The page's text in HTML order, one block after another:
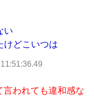
い
けどこいつは
われても違和感な